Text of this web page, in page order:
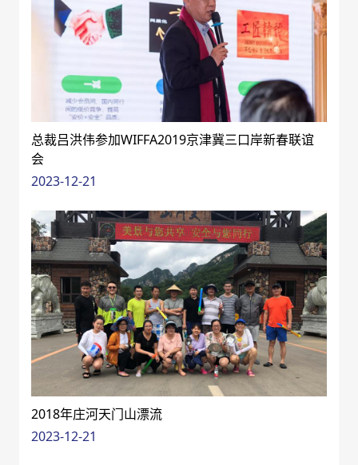
总裁吕洪伟参加WIFFA2019京津冀三口岸新春联谊
会
2023-12-21
2018年庄河天门山漂流
2023-12-21